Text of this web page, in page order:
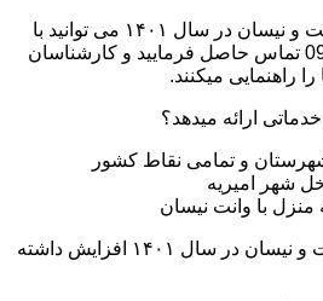
برای اطلاع از نرخ کرایه وانت و نیسان در سال ۱۴۰۱ می توانید با
شماره تماس 09051803289 تماس حاصل فرمایید و کارشناسان
راهنمایی میکنند.
ارائه میدهد؟
و تمامی نقاط کشور
شهر امیریه
با وانت نیسان
آیا نرخ حمل بار و کرایه وانت و نیسان در سال ۱۴۰۱ افزایش داشته